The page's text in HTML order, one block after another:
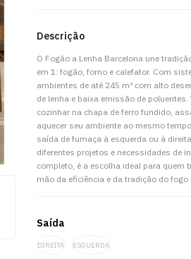
Descrição
O Fogão a Lenha Barcelona une
em 1: fogão, forno e calefator. Com
ambientes de até 245 m³ com alto
de lenha e baixa emissão de
cozinhar na chapa de ferro fundido,
aquecer seu ambiente ao mesmo
saída de fumaça à esquerda ou à
diferentes projetos e necessidades de
completo, é a escolha ideal para quem
mão da eficiência e da tradição do fogo
Saída
DIREITA ESQUERDA